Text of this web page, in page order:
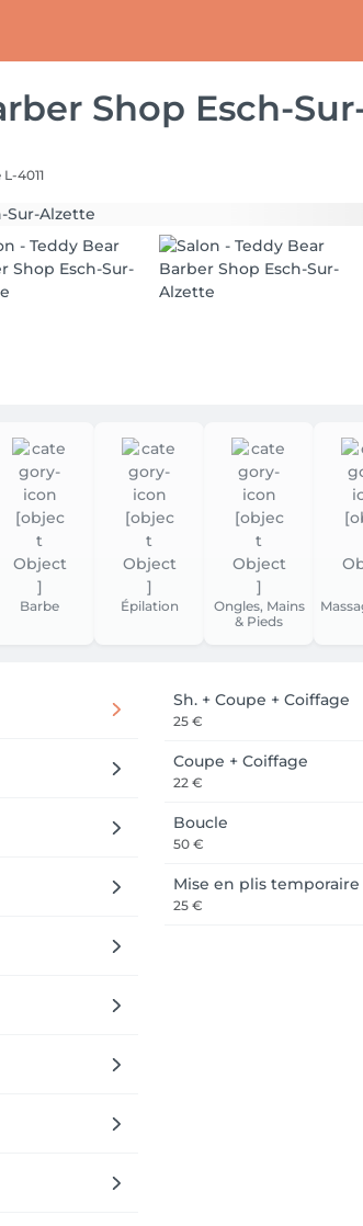
Shop Esch-
4011
Barbe Épilation
Ongles, Mains
& Pieds
Sh. + Coupe + Coiffage
25 €
Coupe + Coiffage
22 €
Boucle
50 €
Mise en plis temporaire
25 €